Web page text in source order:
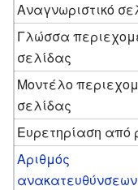
Αναγνωριστικό
Γλώσσα
σελίδας
Μοντέλο
σελίδας
Ευρετηρίαση από
Αριθμός